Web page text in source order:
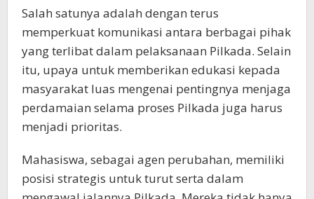
Salah satunya adalah dengan terus
memperkuat komunikasi antara berbagai pihak
yang terlibat dalam pelaksanaan Pilkada. Selain
itu, upaya untuk memberikan edukasi kepada
masyarakat luas mengenai pentingnya menjaga
perdamaian selama proses Pilkada juga harus
menjadi prioritas.
Mahasiswa, sebagai agen perubahan, memiliki
posisi strategis untuk turut serta dalam